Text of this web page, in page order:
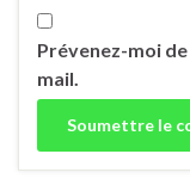
Prévenez-moi
mail.